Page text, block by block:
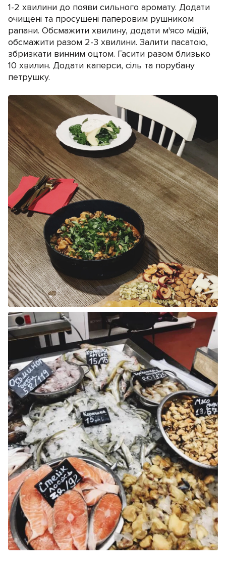
1-2 хвилини до появи сильного аромату. Додати
очищені та просушені паперовим рушником
рапани. Обсмажити хвилину, додати м'ясо мідій,
обсмажити разом 2-3 хвилини. Залити пасатою,
збризкати винним оцтом. Гасити разом близько
10 хвилин. Додати каперси, сіль та порубану
петрушку.